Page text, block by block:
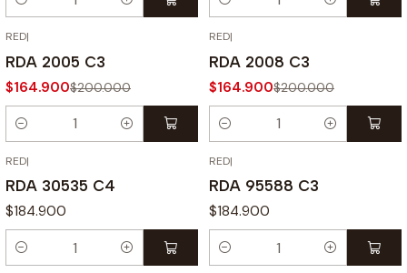
Cantidad Cantidad
RED|
RDA 2005 C3
$164.900$200.000
Cantidad
RED|
RDA 2008 C3
$164.900$200.000
Cantidad
RED|
RDA 30535 C4
$184.900
Cantidad
RED|
RDA 95588 C3
$184.900
Cantidad